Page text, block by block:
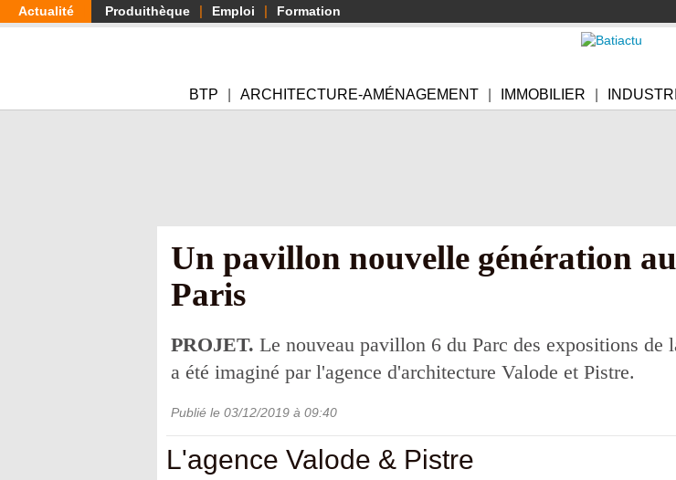
Aller
au
Actualité Produithèque Emploi Formation
BTP ARCHITECTURE-AMÉNAGEMENT IMMOBILIER
Un pavillon nouvelle génération
Paris
PROJET. Le nouveau pavillon 6 du Parc des expositions
a été imaginé par l'agence d'architecture Valode et Pistre.
Publié le 03/12/2019 à 09:40
L'agence Valode & Pistre